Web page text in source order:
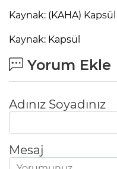
Kaynak: (KAHA)
Kaynak: Kapsül
Yorum Ekle
Adınız Soyadınız
Mesaj